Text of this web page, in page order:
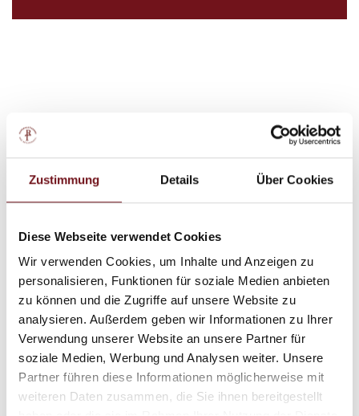
Zustimmung Details Über Cookies
Diese Webseite verwendet Cookies
Wir verwenden Cookies, um Inhalte und Anzeigen zu
personalisieren, Funktionen für soziale Medien anbieten
zu können und die Zugriffe auf unsere Website zu
analysieren. Außerdem geben wir Informationen zu Ihrer
Verwendung unserer Website an unsere Partner für
soziale Medien, Werbung und Analysen weiter. Unsere
Partner führen diese Informationen möglicherweise mit
weiteren Daten zusammen, die Sie ihnen bereitgestellt
Virtueller 3D-Rundgang
im Saunabereich
Thermenpauschale